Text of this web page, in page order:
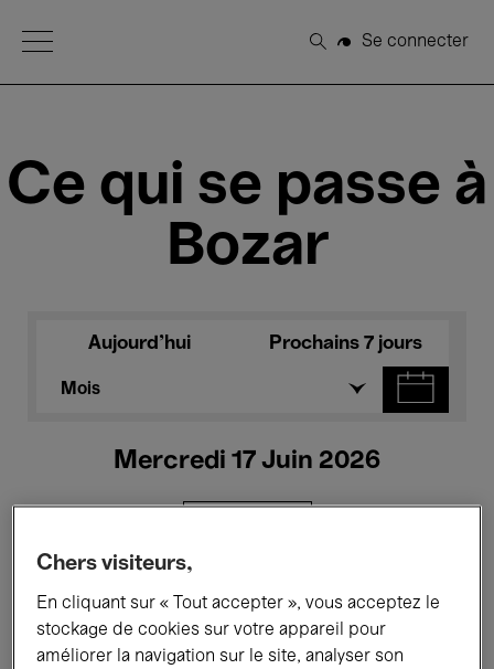
Open Menu
Rechercher
Se connecter
Ce qui se passe à
Bozar
Aujourd'hui Prochains 7 jours
Mois
Mercredi 17 Juin 2026
Tous les événements Concerts
Expositions Performances
Chers visiteurs,
En cliquant sur « Tout accepter », vous acceptez le
stockage de cookies sur votre appareil pour
améliorer la navigation sur le site, analyser son